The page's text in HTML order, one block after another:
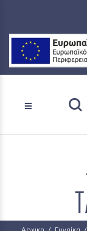
Αρχικη Γυναίκα